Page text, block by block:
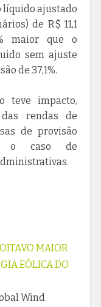
líquido ajustado
de R$ 11,1
maior que o
sem ajuste
de 37,1%.
teve impacto,
rendas de
de provisão
o caso de
MAIOR
EÓLICA DO
Wind